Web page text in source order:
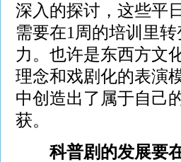
深入的探讨，这些平
需要在1周的培训里
力。也许是东西方文
理念和戏剧化的表演
中创造出了属于自己
获。
科普剧的发展要